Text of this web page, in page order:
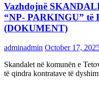
Vazhdojnë
“NP- PARKINGU” të
(DOKUMENT)
adminadmin October 17,
Skandalet në komunën e
të qindra kontratave të